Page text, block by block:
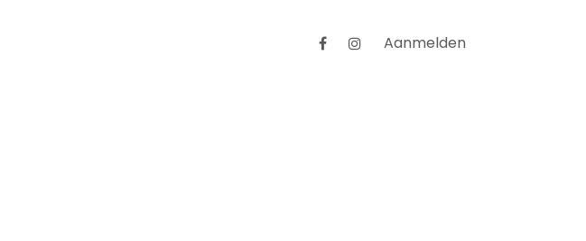
Dashboard
Aanmelden